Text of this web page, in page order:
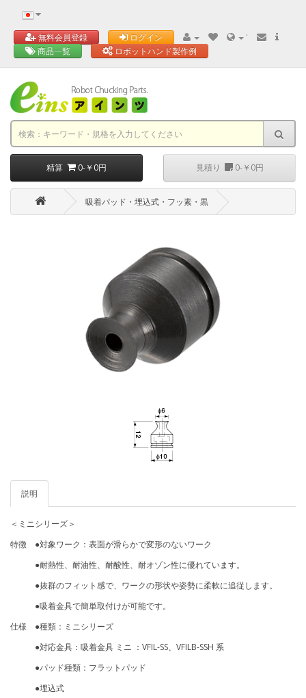
無料会員登録 ログイン
'
商品一覧
ロボットハンド製作例
精算 0-￥0円 見積り 0-￥0円
吸着パッド・埋込式・フッ素・黒
説明
＜ミニシリーズ＞
特徴 ●対象ワーク：表面が滑らかで変形のないワーク
●耐熱性、耐油性、耐酸性、耐オゾン性に優れています。
●抜群のフィット感で、ワークの形状や姿勢に柔軟に追従します。
●吸着金具で簡単取付けが可能です。
仕様 ●種類：ミニシリーズ
●対応金具：吸着金具 ミニ ：VFIL-SS、VFILB-SSH 系
●パッド種類：フラットパッド
●埋込式